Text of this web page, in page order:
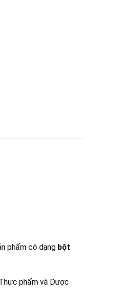
phẩm có dạng bột
phẩm và Dược